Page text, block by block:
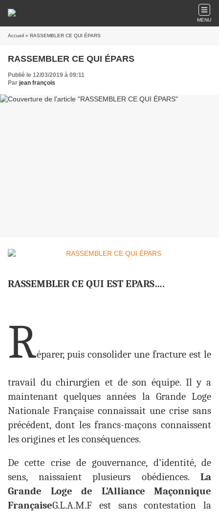
MENU
Accueil » RASSEMBLER CE QUI ÉPARS
RASSEMBLER CE QUI ÉPARS
Publié le 12/03/2019 à 09:11
Par jean françois
RASSEMBLER CE QUI EST EPARS….
Réparer, puis consolider une fracture est le
travail du chirurgien et de son équipe. Il y a
maintenant quelques années la Grande Loge
Nationale Française connaissait une crise sans
précédent, dont les francs-maçons connaissent
les origines et les conséquences.
De cette crise de gouvernance, d’identité, de
sens, naissaient plusieurs obédiences. La
Grande Loge de L’Alliance Maçonnique
FrançaiseG.L.A.M.F est sans contestation la